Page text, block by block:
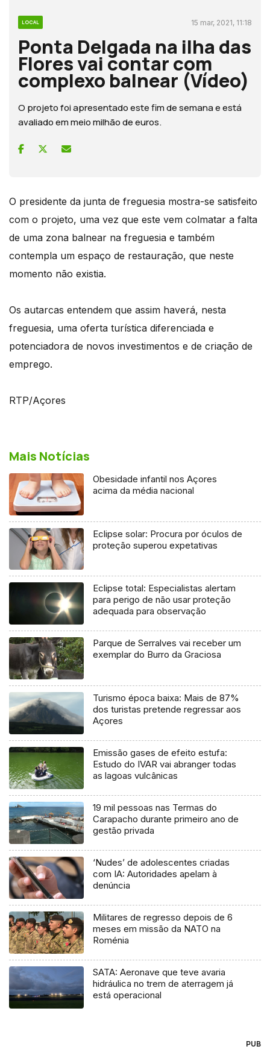
LOCAL 15 mar, 2021, 11:18
Ponta Delgada na ilha das
Flores vai contar com
complexo balnear (Vídeo)
O projeto foi apresentado este fim de semana e está
avaliado em meio milhão de euros.
O presidente da junta de freguesia mostra-se satisfeito
com o projeto, uma vez que este vem colmatar a falta
de uma zona balnear na freguesia e também
contempla um espaço de restauração, que neste
momento não existia.
Os autarcas entendem que assim haverá, nesta
freguesia, uma oferta turística diferenciada e
potenciadora de novos investimentos e de criação de
emprego.
RTP/Açores
Mais Notícias
Obesidade infantil nos Açores
acima da média nacional
Eclipse solar: Procura por óculos de
proteção superou expetativas
Eclipse total: Especialistas alertam
para perigo de não usar proteção
adequada para observação
Parque de Serralves vai receber um
exemplar do Burro da Graciosa
Turismo época baixa: Mais de 87%
dos turistas pretende regressar aos
Açores
Emissão gases de efeito estufa:
Estudo do IVAR vai abranger todas
as lagoas vulcânicas
19 mil pessoas nas Termas do
Carapacho durante primeiro ano de
gestão privada
‘Nudes’ de adolescentes criadas
com IA: Autoridades apelam à
denúncia
Militares de regresso depois de 6
meses em missão da NATO na
Roménia
SATA: Aeronave que teve avaria
hidráulica no trem de aterragem já
está operacional
PUB